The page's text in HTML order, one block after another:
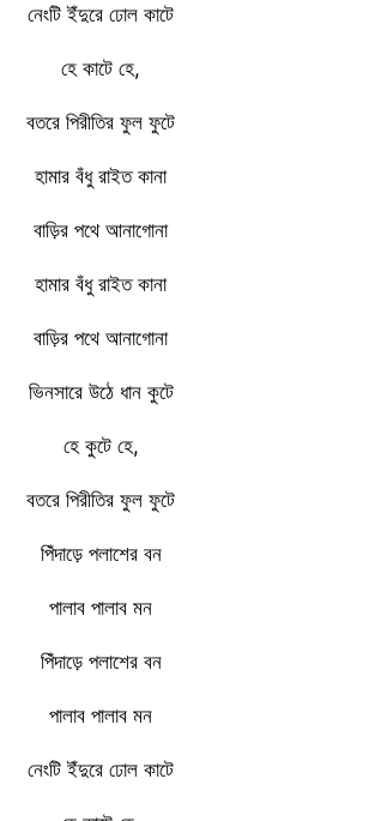
নেংটি ইঁদুরে ঢোল কাটে
হে কাটে হে,
বতরে পিরীতির ফুল ফুটে
হামার বঁধু রাইত কানা
বাড়ির পথে আনাগোনা
হামার বঁধু রাইত কানা
বাড়ির পথে আনাগোনা
ভিনসারে উঠে ধান কুটে
হে কুটে হে,
বতরে পিরীতির ফুল ফুটে
পিঁদাড়ে পলাশের বন
পালাব পালাব মন
পিঁদাড়ে পলাশের বন
পালাব পালাব মন
নেংটি ইঁদুরে ঢোল কাটে